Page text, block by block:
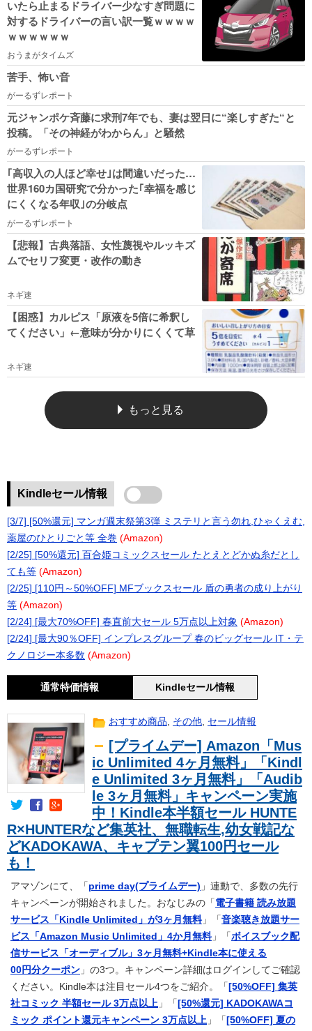
いたら止まるドライバー少なすぎ問題に
対するドライバーの言い訳一覧ｗｗｗｗ
ｗｗｗｗｗｗ
おうまがタイムズ
苦手、怖い音
がーるずレポート
元ジャンポケ斉藤に求刑7年でも、妻は翌日に“楽しすぎた“と
投稿。「その神経がわからん」と騒然
がーるずレポート
｢高収入の人ほど幸せ｣は間違いだった…
世界160カ国研究で分かった｢幸福を感じ
にくくなる年収｣の分岐点
がーるずレポート
【悲報】古典落語、女性蔑視やルッキズ
ムでセリフ変更・改作の動き
ネギ速
【困惑】カルピス「原液を5倍に希釈し
てください」←意味が分かりにくくて草
ネギ速
もっと見る
Kindleセール情報
[3/7] [50%還元] マンガ週末祭第3弾 ミステリと言う勿れ,ひゃくえむ,
薬屋のひとりごと等 全巻 (Amazon)
[2/25] [50%還元] 百合姫コミックスセール たとえとどかぬ糸だとし
ても等 (Amazon)
[2/25] [110円～50%OFF] MFブックスセール 盾の勇者の成り上がり
等 (Amazon)
[2/24] [最大70%OFF] 春直前大セール 5万点以上対象 (Amazon)
[2/24] [最大90％OFF] インプレスグループ 春のビッグセール IT・テ
クノロジー本多数 (Amazon)
通常特価情報 Kindleセール情報
おすすめ商品, その他, セール情報
[プライムデー] Amazon「Mus
ic Unlimited 4ヶ月無料」「Kindl
e Unlimited 3ヶ月無料」「Audib
le 3ヶ月無料」キャンペーン実施
中！Kindle本半額セール HUNTE
R×HUNTERなど集英社、無職転生,幼女戦記な
どKADOKAWA、キャプテン翼100円セール
も！
アマゾンにて、「 prime day(プライムデー) 」連動で、多数の先行
キャンペーンが開始されました。おなじみの「 電子書籍 読み放題
サービス「Kindle Unlimited」が3ヶ月無料」「 音楽聴き放題サー
ビス「Amazon Music Unlimited」4か月無料」「 ボイスブック配
信サービス「オーディブル」3ヶ月無料+Kindle本に使える
00円分クーポン 」の3つ。キャンペーン詳細はログインしてご確認
ください。Kindle本は注目セール4つをご紹介。「 [50%OFF] 集英
社コミック 半額セール 3万点以上 」「 [50%還元] KADOKAWAコ
ミック ポイント還元キャンペーン 3万点以上 」「 [50%OFF] 夏の